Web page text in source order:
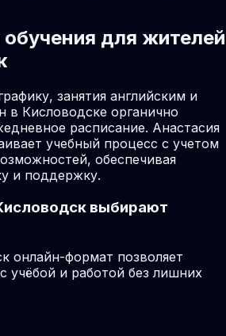
для жителей
занятия английским и
в Кисловодске органично
расписание. Анастасия
учебный процесс с учетом
обеспечивая
и поддержку.
выбирают
онлайн-формат позволяет
учёбой и работой без лишних